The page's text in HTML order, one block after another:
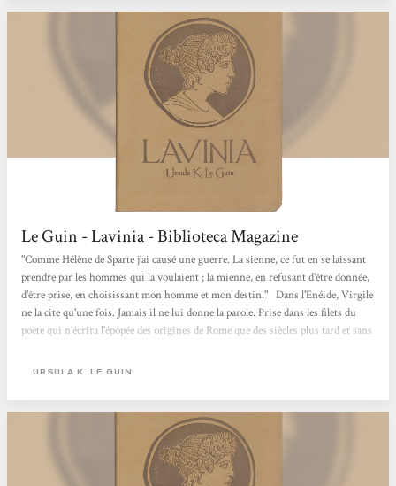
Le Guin - Lavinia - Biblioteca Magazine
"Comme Hélène de Sparte j'ai causé une guerre. La sienne, ce fut en se laissant
prendre par les hommes qui la voulaient ; la mienne, en refusant d'être donnée,
d'être prise, en choisissant mon homme et mon destin." Dans l'Enéide, Virgile
ne la cite qu'une fois. Jamais il ne lui donne la parole. Prise dans les filets du
poète qui n'écrira l'épopée des origines de Rome que des siècles plus tard et sans
destin. De ce qui sera écrit elle fait une vie de son choix. Traduit de
URSULA K. LE GUIN